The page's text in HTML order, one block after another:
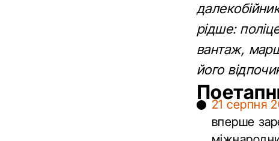
рідше:
вантаж,
його
21 серпня
вперше